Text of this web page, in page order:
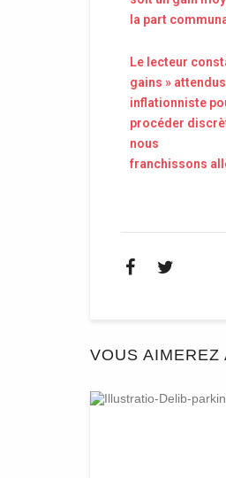
la part
Le lecteur
gains »
inflationniste
procéder
nous
franchissons
VOUS AIMEREZ